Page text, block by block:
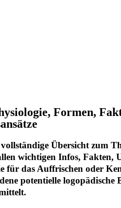
Formen,
Übersicht zum
wichtigen Infos, Fakten,
für das Auffrischen oder
potentielle